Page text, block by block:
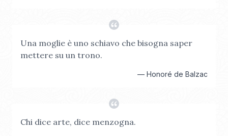
Una moglie è uno schiavo che bisogna saper
mettere su un trono.
— Honoré de Balzac
Chi dice arte, dice menzogna.